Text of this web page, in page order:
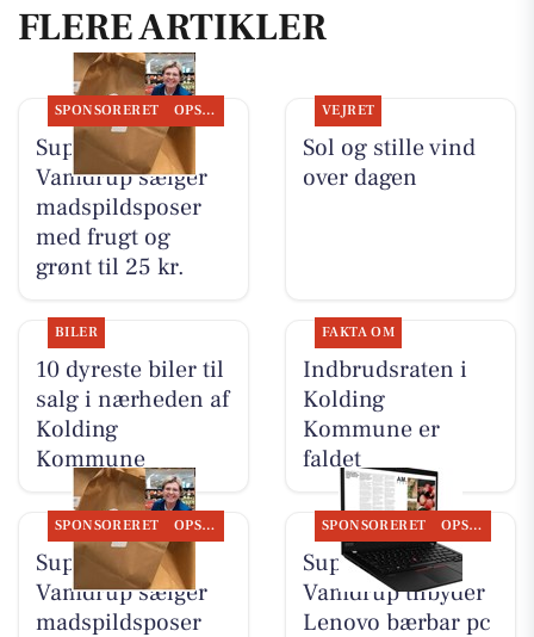
FLERE ARTIKLER
SPONSORERET OPSLAGSTAVLEN
SuperBrugsen
Vamdrup sælger
madspildsposer
med frugt og
grønt til 25 kr.
VEJRET
Sol og stille vind
over dagen
BILER
10 dyreste biler til
salg i nærheden af
Kolding
Kommune
FAKTA OM
Indbrudsraten i
Kolding
Kommune er
faldet
SPONSORERET OPSLAGSTAVLEN
SuperBrugsen
Vamdrup sælger
madspildsposer
SPONSORERET OPSLAGSTAVLEN
SuperBrugsen
Vamdrup tilbyder
Lenovo bærbar pc